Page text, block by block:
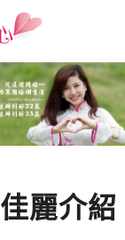
佳麗介紹